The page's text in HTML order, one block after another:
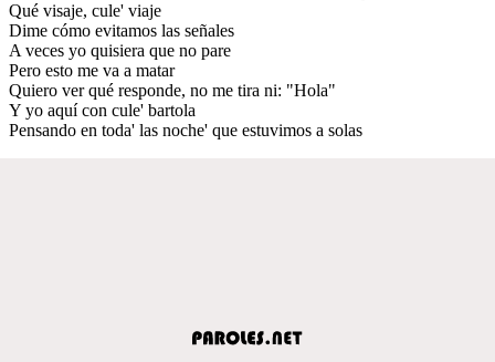
Qué visaje, cule' viaje
Dime cómo evitamos las señales
A veces yo quisiera que no pare
Pero esto me va a matar
Quiero ver qué responde, no me tira ni: "Hola"
Y yo aquí con cule' bartola
Pensando en toda' las noche' que estuvimos a solas